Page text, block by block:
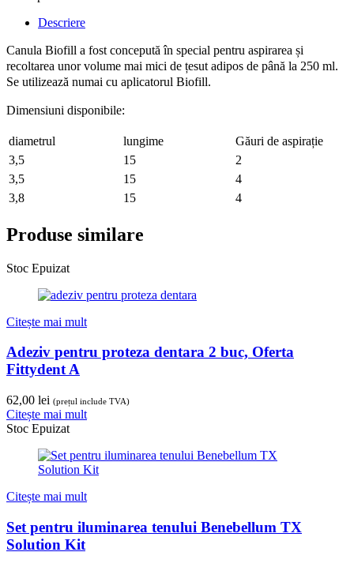
Descriere
Canula Biofill a fost concepută în special pentru aspirarea și
recoltarea unor volume mai mici de țesut adipos de până la 250 ml.
Se utilizează numai cu aplicatorul Biofill.
Dimensiuni disponibile:
diametrul lungime
Găuri de aspirație
3,5
15
2
3,5
15
4
3,8
15 4
Produse similare
Stoc Epuizat
Citește mai mult
Adeziv pentru proteza dentara 2 buc, Oferta
Fittydent A
62,00 lei (prețul include TVA)
Citește mai mult
Stoc Epuizat
Citește mai mult
Set pentru iluminarea tenului Benebellum TX
Solution Kit